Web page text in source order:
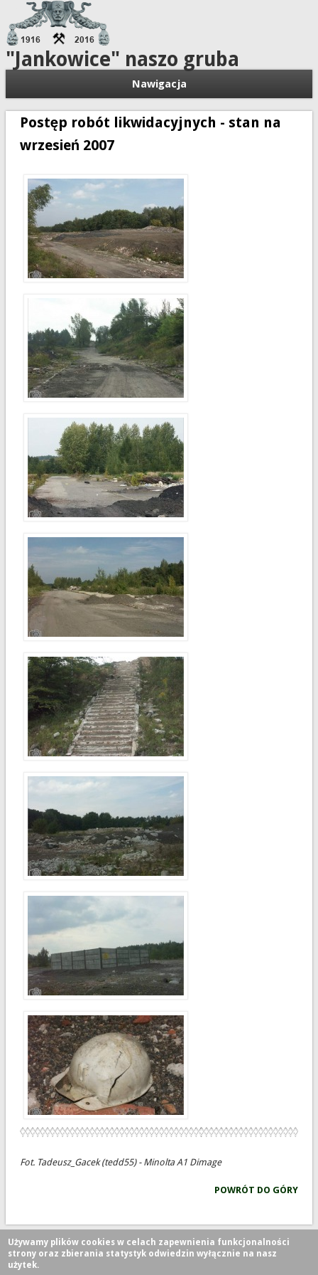
"Jankowice" naszo gruba
Nawigacja
Postęp robót likwidacyjnych - stan na
wrzesień 2007
Fot. Tadeusz_Gacek (tedd55) - Minolta A1 Dimage
POWRÓT DO GÓRY
Używamy plików cookies w celach zapewnienia funkcjonalności
strony oraz zbierania statystyk odwiedzin wyłącznie na nasz
użytek.